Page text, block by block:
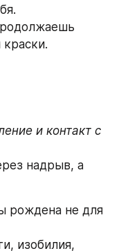
рождена не для